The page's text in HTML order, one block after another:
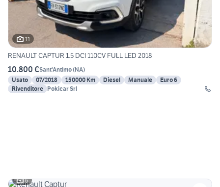
11
RENAULT CAPTUR 1.5 DCI 110CV FULL LED 2018
10.800 €Sant'Antimo(NA)
Usato
07/2018 150000 Km Diesel Manuale
Euro 6
Rivenditore Pokicar Srl
6